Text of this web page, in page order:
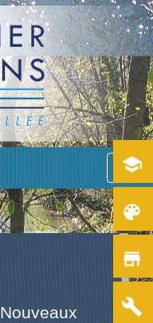
menu
Nouveaux
school
color_lens
store
build